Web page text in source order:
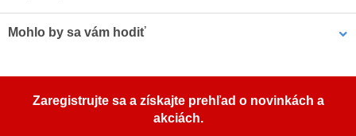
vybavené vnitřním lankem z nerezové oceli námořní kvality a PTFE
spojky.
Installation
Mohlo by sa vám hodiť
Zaregistrujte sa a získajte prehľad o novinkách a
akciách.